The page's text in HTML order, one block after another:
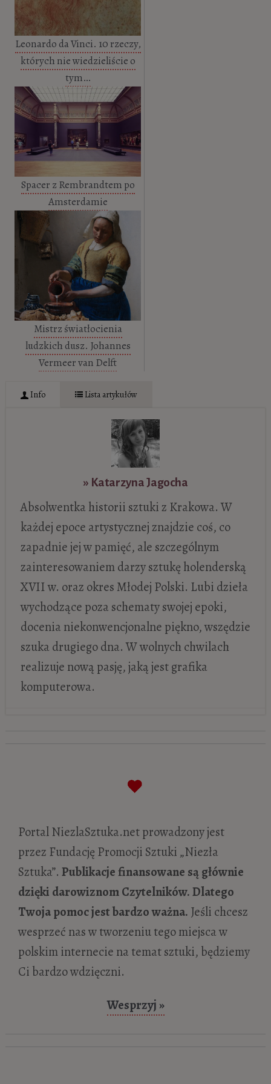
Leonardo da Vinci. 10 rzeczy,
których nie wiedzieliście o
tym…
Spacer z Rembrandtem po
Amsterdamie
Mistrz światłocienia
ludzkich dusz. Johannes
Vermeer van Delft
Info Lista artykułów
» Katarzyna Jagocha
Absolwentka historii sztuki z Krakowa. W
każdej epoce artystycznej znajdzie coś, co
zapadnie jej w pamięć, ale szczególnym
zainteresowaniem darzy sztukę holenderską
XVII w. oraz okres Młodej Polski. Lubi dzieła
wychodzące poza schematy swojej epoki,
docenia niekonwencjonalne piękno, wszędzie
szuka drugiego dna. W wolnych chwilach
realizuje nową pasję, jaką jest grafika
komputerowa.
- 5 marca 2021
10 maja 2020
Rzeźbiarz pracuje w materii, aby materią
być przestała. O życiu i twórczości
Bolesława Biegasa- 22 kwietnia 2020
Dante Gabriel Rossetti „Astarte Syriaca”-
29 lipca 2019
Carel Fabritius „Szczygieł”- 27 maja 2019
Johannes Vermeer „Mleczarka”
Johannes Vermeer „Dziewczyna z perłą”
Portal NiezlaSztuka.net prowadzony jest
przez Fundację Promocji Sztuki „Niezła
Sztuka”.Publikacje finansowane są głównie
dzięki darowiznom Czytelników. Dlatego
Twoja pomoc jest bardzo ważna. Jeśli chcesz
wesprzeć nas w tworzeniu tego miejsca w
polskim internecie na temat sztuki, będziemy
Ci bardzo wdzięczni.
Wesprzyj »